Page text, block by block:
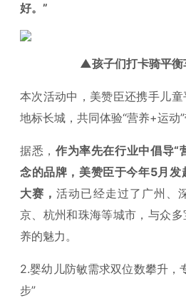
好。”
▲孩子们打卡骑平衡
本次活动中，美赞臣还携手儿
地标长城，共同体验“营养+运动”
据悉， 作为率先在行业中倡导“
念的品牌，美赞臣于今年5月发
大赛，活动已经走过了广州、
京、杭州和珠海等城市，与众
养的魅力。
2.婴幼儿防敏需求双位数攀升，
步”